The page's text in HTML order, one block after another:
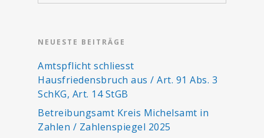
NEUESTE BEITRÄGE
Amtspflicht schliesst
Hausfriedensbruch aus / Art. 91 Abs. 3
SchKG, Art. 14 StGB
Betreibungsamt Kreis Michelsamt in
Zahlen / Zahlenspiegel 2025